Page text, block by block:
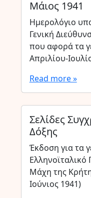
Μάιος 1941
Ημερολόγιο
Γενική
που αφορά τα
Απριλίου-
Read more »
Σελίδες
Δόξης
Έκδοση για τα
Μάχη της
Ιούνιος 1941)